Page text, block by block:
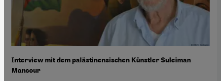
Interview mit dem palästinensischen Künstler Suleiman
Mansour